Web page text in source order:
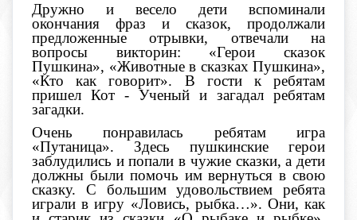
Дружно и весело дети вспоминали
окончания фраз и сказок, продолжали
предложенные отрывки, отвечали на
вопросы викторин: «Герои сказок
Пушкина», «Животные в сказках Пушкина»,
«Кто как говорит». В гости к ребятам
пришел Кот - Ученый и загадал ребятам
загадки.
Очень понравилась ребятам игра
«Путаница». Здесь пушкинские герои
заблудились и попали в чужие сказки, а дети
должны были помочь им вернуться в свою
сказку. С большим удовольствием ребята
играли в игру «Ловись, рыбка…». Они, как